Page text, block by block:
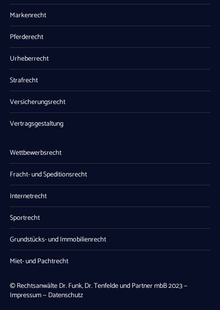
Markenrecht
Pferderecht
Urheberrecht
Strafrecht
Versicherungsrecht
Vertragsgestaltung
Wettbewerbsrecht
Fracht- und Speditionsrecht
Internetrecht
Sportrecht
Grundstücks- und Immobilienrecht
Miet- und Pachtrecht
© Rechtsanwälte Dr. Funk, Dr. Tenfelde und Partner mbB 2023 —
Impressum— Datenschutz